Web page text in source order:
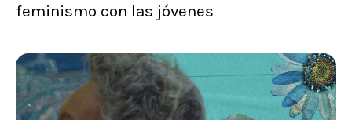
feminismo con las jóvenes